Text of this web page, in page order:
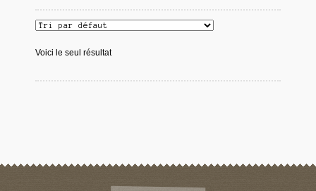
Voici le seul résultat